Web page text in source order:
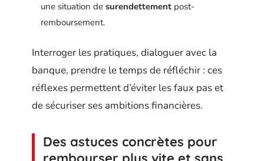
une situation de surendettement post-
remboursement.
Interroger les pratiques, dialoguer avec la
banque, prendre le temps de réfléchir : ces
réflexes permettent d’éviter les faux pas et
de sécuriser ses ambitions financières.
Des astuces concrètes pour